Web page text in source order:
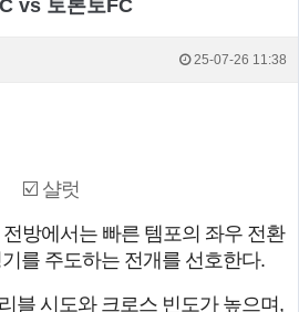
vs 토론토FC
25-07-26 11:38
☑️ 샬럿
방에서는 빠른 템포의 좌우 전환
를 주도하는 전개를 선호한다.
블 시도와 크로스 빈도가 높으며,